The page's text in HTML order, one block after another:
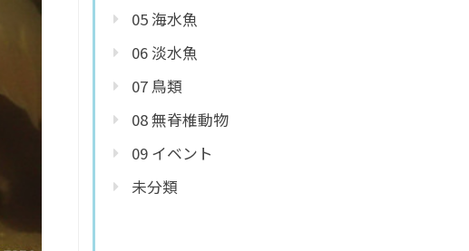
05 海水魚
06 淡水魚
07 鳥類
08 無脊椎動物
09 イベント
未分類